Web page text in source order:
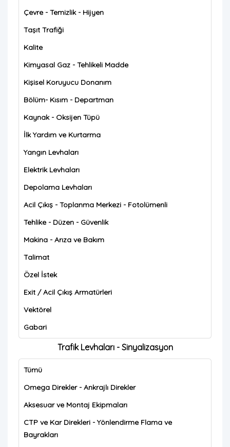
Çevre - Temizlik - Hijyen
Taşıt Trafiği
Kalite
Kimyasal Gaz - Tehlikeli Madde
Kişisel Koruyucu Donanım
Bölüm- Kısım - Departman
Kaynak - Oksijen Tüpü
İlk Yardım ve Kurtarma
Yangın Levhaları
Elektrik Levhaları
Depolama Levhaları
Acil Çıkış - Toplanma Merkezi - Fotolümenli
Tehlike - Düzen - Güvenlik
Makina - Arıza ve Bakım
Talimat
Özel İstek
Exit / Acil Çıkış Armatürleri
Vektörel
Gabari
Trafik Levhaları - Sinyalizasyon
Tümü
Omega Direkler - Ankrajlı Direkler
Aksesuar ve Montaj Ekipmaları
CTP ve Kar Direkleri - Yönlendirme Flama ve
Bayrakları